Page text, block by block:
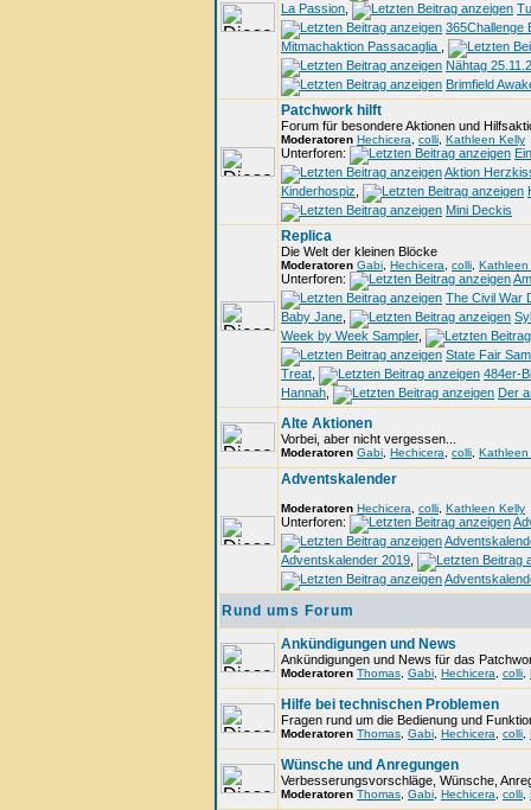
La Passion
365Challenge
Mitmachaktion Passacaglia
Nähtag
Brimfield
Patchwork hilft
Forum für besondere Aktionen und
Moderatoren Hechicera colli Kathleen Kelly
Unterforen:
Aktion
Kinderhospiz
Mini Deckis
Replica
Die Welt der kleinen Blöcke
Moderatoren Gabi Hechicera colli Kathleen
Unterforen:
The Civil War
Baby Jane
Week by Week Sampler,
State Fair
Treat
484er-
Hannah
Der
Alte Aktionen
Vorbei, aber nicht vergessen...
Moderatoren Gabi Hechicera colli Kathleen
Adventskalender
Moderatoren Hechicera colli Kathleen Kelly
Unterforen:
Adventskalender 2019
Rund ums Forum
Ankündigungen und News
Ankündigungen und News für das
Moderatoren Thomas Gabi Hechicera colli
Hilfe bei technischen Problemen
Fragen rund um die Bedienung und
Moderatoren Thomas Gabi Hechicera colli
Wünsche und Anregungen
Verbesserungsvorschläge, Wünsche,
Moderatoren Thomas Gabi Hechicera colli